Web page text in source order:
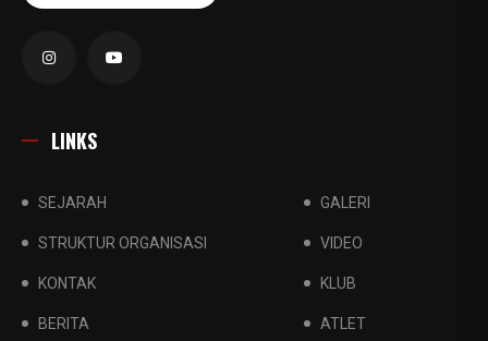
LINKS
SEJARAH
STRUKTUR ORGANISASI
KONTAK
BERITA
GALERI
VIDEO
KLUB
ATLET